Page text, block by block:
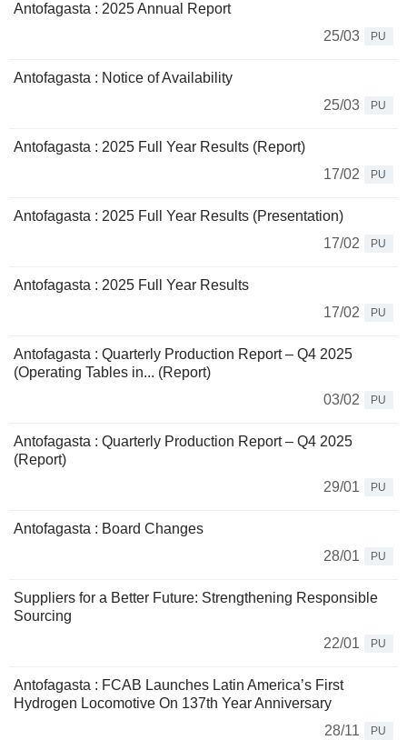
Antofagasta : 2025 Annual Report
25/03
PU
Antofagasta : Notice of Availability
25/03
PU
Antofagasta : 2025 Full Year Results (Report)
17/02
PU
Antofagasta : 2025 Full Year Results (Presentation)
17/02
PU
Antofagasta : 2025 Full Year Results
17/02
PU
Antofagasta : Quarterly Production Report – Q4 2025
(Operating Tables in... (Report)
03/02
PU
Antofagasta : Quarterly Production Report – Q4 2025
(Report)
29/01
PU
Antofagasta : Board Changes
28/01
PU
Suppliers for a Better Future: Strengthening Responsible
Sourcing
22/01
PU
Antofagasta : FCAB Launches Latin America’s First
Hydrogen Locomotive On 137th Year Anniversary
28/11
PU